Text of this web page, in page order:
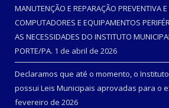
MANUTENÇÃO E REPARAÇÃO PREVENTIVA E
COMPUTADORES E EQUIPAMENTOS
AS NECESSIDADES DO INSTITUTO
PORTE/PA. 1 de abril de 2026
Declaramos que até o momento, o
possui Leis Municipais aprovadas para o
fevereiro de 2026